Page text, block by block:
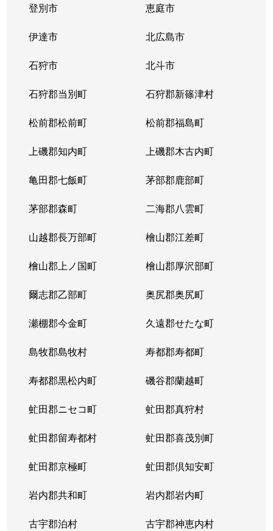
大谷地東
1,900万円
大谷地
大谷地東
1,900万円
大谷地
大谷地東
2,800万円
大谷地
大谷地東
2,400万円
大谷地
大谷地東
2,300万円
大谷地
大谷地東
2,100万円
大谷地
大谷地東
1,800万円
大谷地
大谷地東
大谷地
大谷地東
大谷地
登別市 恵庭市
伊達市 北広島市
石狩市 北斗市
石狩郡当別町 石狩郡新篠津村
松前郡松前町 松前郡福島町
上磯郡知内町 上磯郡木古内町
亀田郡七飯町 茅部郡鹿部町
茅部郡森町 二海郡八雲町
山越郡長万部町 檜山郡江差町
檜山郡上ノ国町 檜山郡厚沢部町
爾志郡乙部町 奥尻郡奥尻町
瀬棚郡今金町 久遠郡せたな町
島牧郡島牧村 寿都郡寿都町
寿都郡黒松内町 磯谷郡蘭越町
虻田郡ニセコ町 虻田郡真狩村
虻田郡留寿都村 虻田郡喜茂別町
虻田郡京極町 虻田郡倶知安町
岩内郡共和町 岩内郡岩内町
古宇郡泊村 古宇郡神恵内村